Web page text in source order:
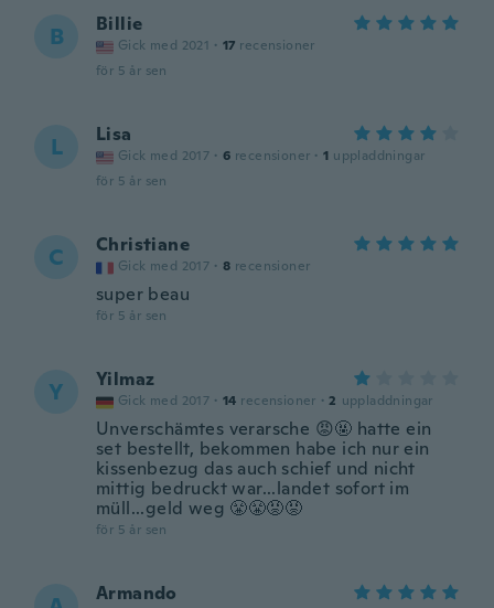
B Billie
Gick med 2021 · 17 recensioner
för 5 år sen
L Lisa
Gick med 2017 · 6 recensioner · 1 uppladdningar
för 5 år sen
C Christiane
Gick med 2017 · 8 recensioner
super beau
för 5 år sen
Y Yilmaz
Gick med 2017 · 14 recensioner · 2 uppladdningar
Unverschämtes verarsche 😡🤬 hatte ein
set bestellt, bekommen habe ich nur ein
kissenbezug das auch schief und nicht
mittig bedruckt war...landet sofort im
müll...geld weg 😤😤😡😡
för 5 år sen
Armando